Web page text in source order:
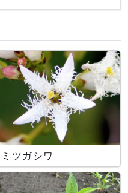
ミツガシワ